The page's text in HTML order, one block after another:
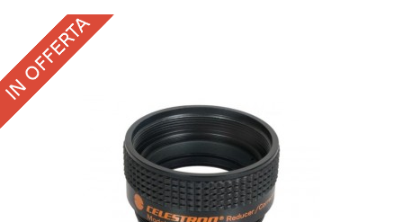
ENTI E PA
CONTATTI